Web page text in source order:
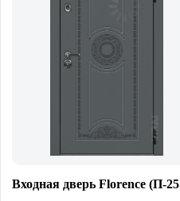
Входная дверь Florence (П-